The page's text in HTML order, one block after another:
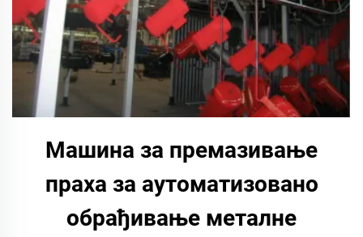
Машина за премазивање
праха за аутоматизовано
обрађивање металне